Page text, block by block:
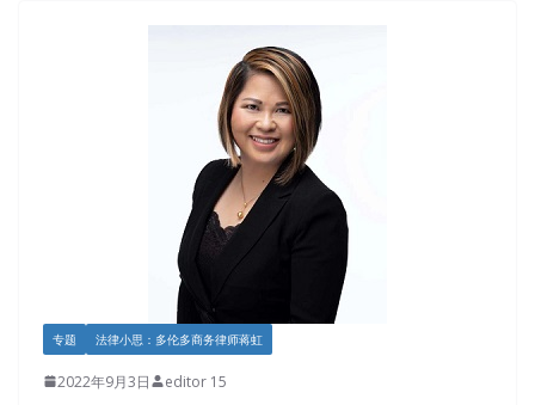
专题 法律小思：多伦多商务律师蒋虹
2022年9月3日 editor 15